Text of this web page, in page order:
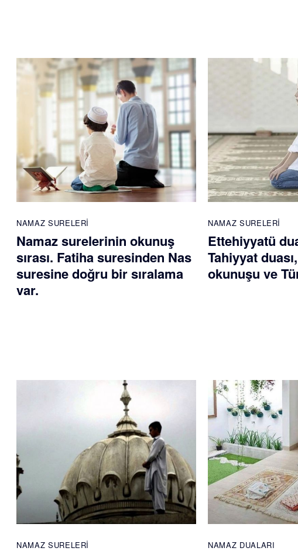
NAMAZ SURELERI
Namaz surelerinin okunuş
sırası. Fatiha suresinden Nas
suresine doğru bir sıralama
var.
NAMAZ SURELERI
Ettehiyyatü
Tahiyyat duası,
okunuşu ve
NAMAZ SURELERI NAMAZ DUALARI